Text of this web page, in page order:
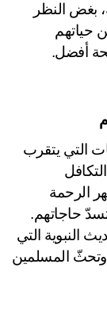
حصول الجميع على الرعاية الصحية اللازمة، بغض النظر
عن أوضاعهم المالية، مما يسهم في تحسين حياتهم
كفالة المرضى المحتاجين من أعظم القربات التي يتقرب
بها المسلم إلى الله، وهي صورة من صور التكافل
الاجتماعي الذي دعا إليه الإسلام، حيث تُظهر الرحمة
والإنسانية، وتخفف عن المرضى آلامهم، وتسدّ حاجاتهم.
وقد وردت العديد من الآيات القرآنية والأحاديث النبوية التي
تبين فضل مساعدة المرضى والمحتاجين، وتحثّ المسلمين